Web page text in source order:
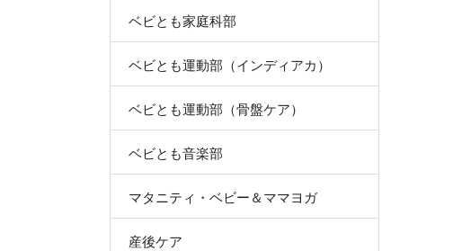
ベビとも家庭科部
ベビとも運動部（インディアカ）
ベビとも運動部（骨盤ケア）
ベビとも音楽部
マタニティ・ベビー＆ママヨガ
産後ケア